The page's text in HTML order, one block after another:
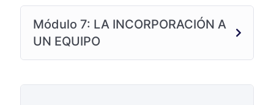
Módulo 7: LA INCORPORACIÓN A
UN EQUIPO